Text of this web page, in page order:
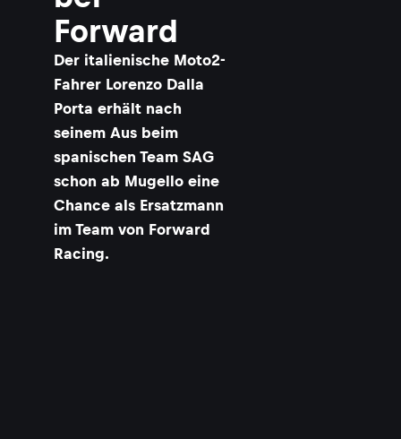
Forward
Der italienische Moto2-
Fahrer Lorenzo Dalla
Porta erhält nach
seinem Aus beim
spanischen Team SAG
schon ab Mugello eine
Chance als Ersatzmann
im Team von Forward
Racing.